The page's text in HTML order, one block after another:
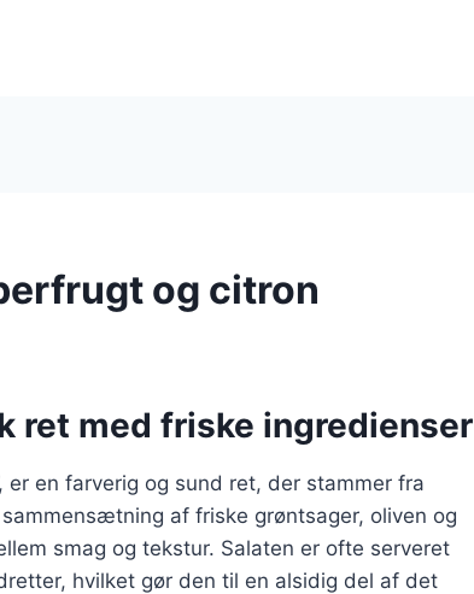
og citron
ret med friske ingredienser
er en farverig og sund ret, der stammer fra
af friske grøntsager, oliven og
smag og tekstur. Salaten er ofte serveret
hvilket gør den til en alsidig del af det